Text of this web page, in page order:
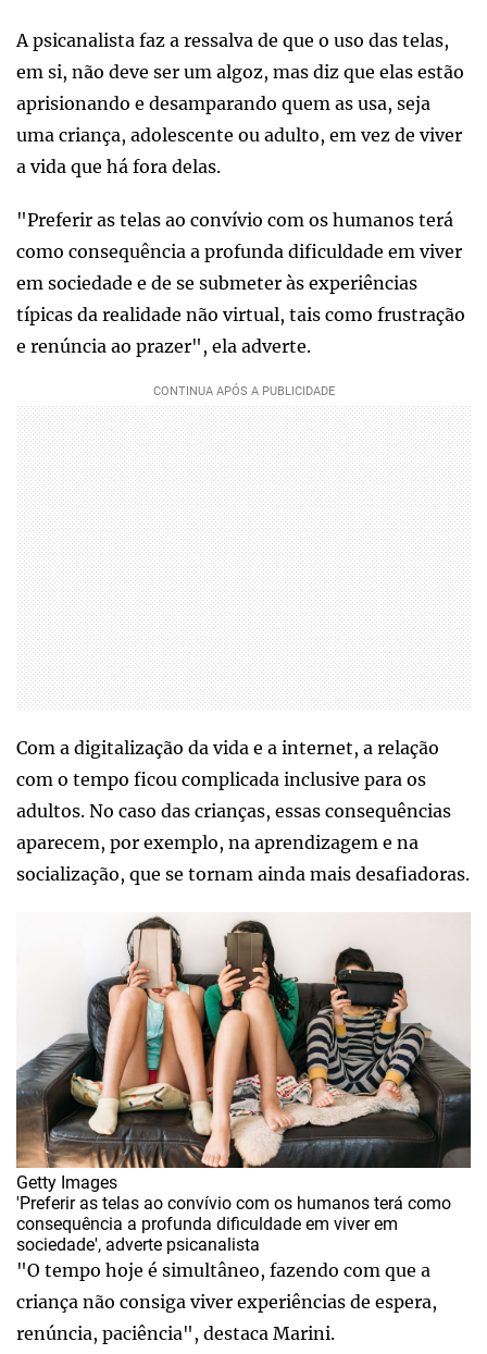
A psicanalista faz a ressalva de que o uso das telas,
em si, não deve ser um algoz, mas diz que elas estão
aprisionando e desamparando quem as usa, seja
uma criança, adolescente ou adulto, em vez de viver
a vida que há fora delas.
"Preferir as telas ao convívio com os humanos terá
como consequência a profunda dificuldade em viver
em sociedade e de se submeter às experiências
típicas da realidade não virtual, tais como frustração
e renúncia ao prazer", ela adverte.
Com a digitalização da vida e a internet, a relação
com o tempo ficou complicada inclusive para os
adultos. No caso das crianças, essas consequências
aparecem, por exemplo, na aprendizagem e na
socialização, que se tornam ainda mais desafiadoras.
Getty Images
'Preferir as telas ao convívio com os humanos terá como
consequência a profunda dificuldade em viver em
sociedade', adverte psicanalista
"O tempo hoje é simultâneo, fazendo com que a
criança não consiga viver experiências de espera,
renúncia, paciência", destaca Marini.